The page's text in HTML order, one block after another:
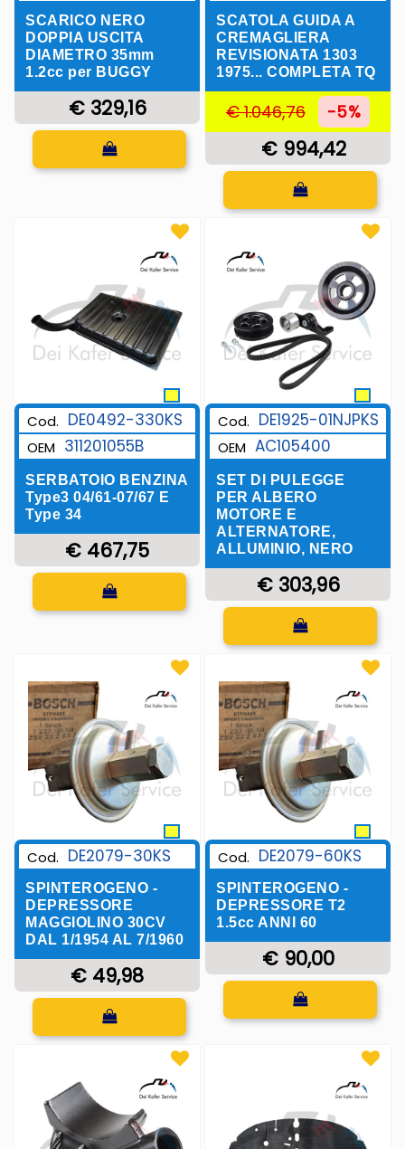
SCARICO NERO
DOPPIA USCITA
DIAMETRO 35mm
1.2cc per BUGGY
€ 329,16
Quantità
SCATOLA GUIDA A
CREMAGLIERA
REVISIONATA 1303
1975... COMPLETA TQ
€ 1.046,76 -5%
€ 994,42
Quantità
Cod. DE0492-330KS
OEM 311201055B
SERBATOIO BENZINA
Type3 04/61-07/67 E
Type 34
€ 467,75
Quantità
Cod. DE1925-01NJPKS
OEM AC105400
SET DI PULEGGE
PER ALBERO
MOTORE E
ALTERNATORE,
ALLUMINIO, NERO
€ 303,96
Quantità
Cod. DE2079-30KS
SPINTEROGENO -
DEPRESSORE
MAGGIOLINO 30CV
DAL 1/1954 AL 7/1960
€ 49,98
Quantità
Cod. DE2079-60KS
SPINTEROGENO -
DEPRESSORE T2
1.5cc ANNI 60
€ 90,00
Quantità